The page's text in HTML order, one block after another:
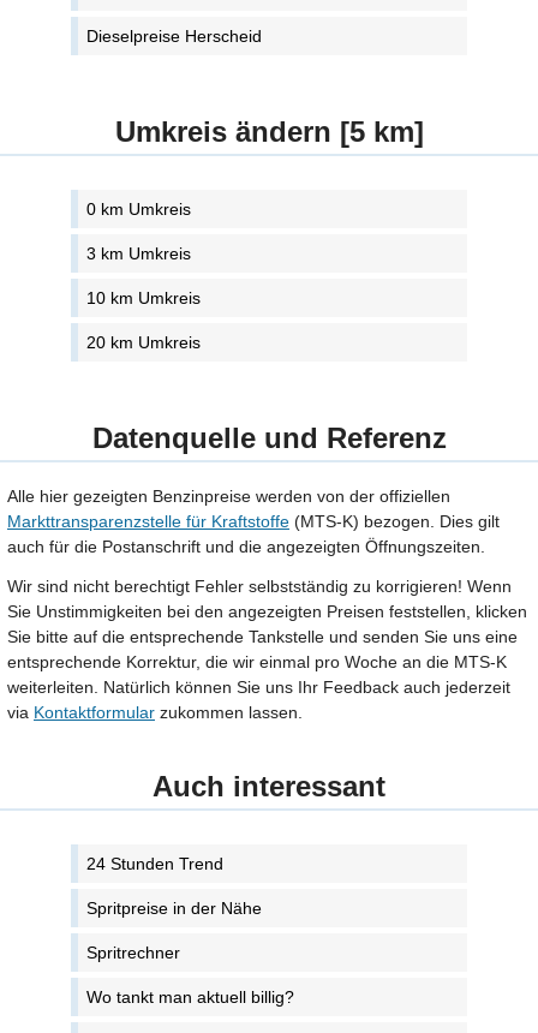
Dieselpreise Herscheid
Umkreis ändern [5 km]
0 km Umkreis
3 km Umkreis
10 km Umkreis
20 km Umkreis
Datenquelle und Referenz
Alle hier gezeigten Benzinpreise werden von der offiziellen
Markttransparenzstelle für Kraftstoffe (MTS-K) bezogen. Dies gilt
auch für die Postanschrift und die angezeigten Öffnungszeiten.
Wir sind nicht berechtigt Fehler selbstständig zu korrigieren! Wenn
Sie Unstimmigkeiten bei den angezeigten Preisen feststellen, klicken
Sie bitte auf die entsprechende Tankstelle und senden Sie uns eine
entsprechende Korrektur, die wir einmal pro Woche an die MTS-K
weiterleiten. Natürlich können Sie uns Ihr Feedback auch jederzeit
via Kontaktformular zukommen lassen.
Auch interessant
24 Stunden Trend
Spritpreise in der Nähe
Spritrechner
Wo tankt man aktuell billig?